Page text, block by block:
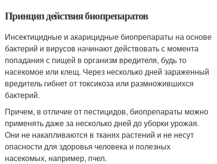
Принцип действия биопрепаратов
Инсектицидные и акарицидные биопрепараты на основе
бактерий и вирусов начинают действовать с момента
попадания с пищей в организм вредителя, будь то
насекомое или клещ. Через несколько дней зараженный
вредитель гибнет от токсикоза или размножившихся
бактерий.
Причем, в отличие от пестицидов, биопрепараты можно
применять даже за несколько дней до уборки урожая.
Они не накапливаются в тканях растений и не несут
опасности для здоровья человека и полезных
насекомых, например, пчел.